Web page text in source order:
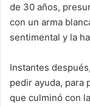
de 30 años,
con un arma
sentimental y la
Instantes
pedir ayuda, para
que culminó con